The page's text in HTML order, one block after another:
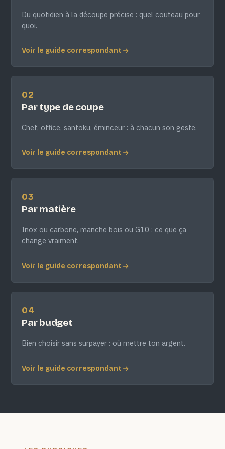
Du quotidien à la découpe précise : quel couteau pour
quoi.
Voir le guide correspondant
02
Par type de coupe
Chef, office, santoku, éminceur : à chacun son geste.
Voir le guide correspondant
03
Par matière
Inox ou carbone, manche bois ou G10 : ce que ça
change vraiment.
Voir le guide correspondant
04
Par budget
Bien choisir sans surpayer : où mettre ton argent.
Voir le guide correspondant